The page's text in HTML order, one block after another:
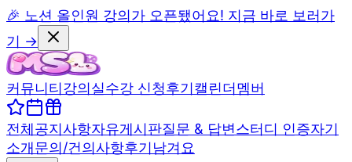
🎉 노션 올인원 강의가 오픈됐어요! 지금 바로 보러가
기 →
커뮤니티강의실수강 신청후기캘린더멤버
전체공지사항자유게시판질문 & 답변스터디 인증자기
소개문의/건의사항후기남겨요